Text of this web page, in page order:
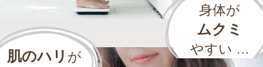
身体が
ムクミ
やすい …
肌のハリ が